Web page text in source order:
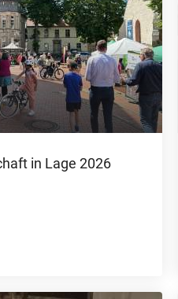
in Lage 2026